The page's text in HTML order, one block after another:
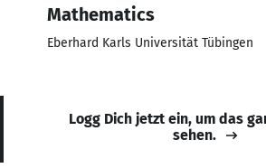
Mathematics
Eberhard Karls Universität Tübingen
Logg Dich jetzt ein, um das
sehen.